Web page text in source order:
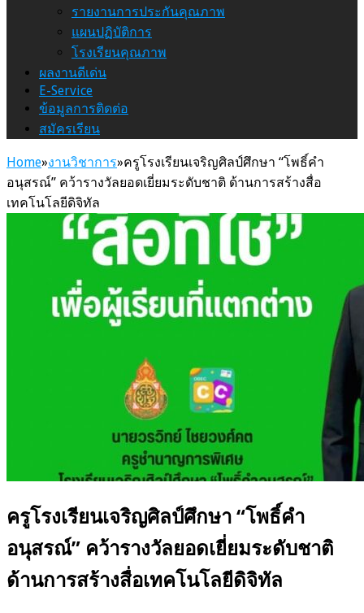
รายงานการประกันคุณภาพ
แผนปฏิบัติการ
โรงเรียนคุณภาพ
ผลงานดีเด่น
E-Service
ข้อมูลการติดต่อ
สมัครเรียน
Home»งานวิชาการ»ครูโรงเรียนเจริญศิลป์ศึกษา “โพธิ์คำ
อนุสรณ์” คว้ารางวัลยอดเยี่ยมระดับชาติ ด้านการสร้างสื่อ
เทคโนโลยีดิจิทัล
ครูโรงเรียนเจริญศิลป์ศึกษา “โพธิ์คำ
อนุสรณ์” คว้ารางวัลยอดเยี่ยมระดับชาติ
ด้านการสร้างสื่อเทคโนโลยีดิจิทัล